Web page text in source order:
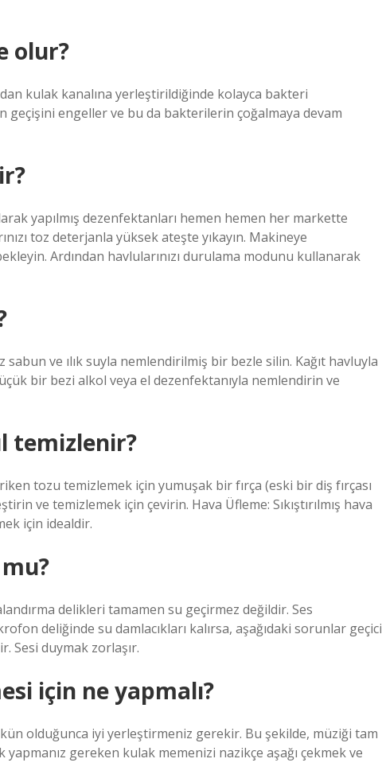
olur?
kulak kanalına yerleştirildiğinde kolayca bakteri
geçişini engeller ve bu da bakterilerin çoğalmaya devam
yapılmış dezenfektanları hemen hemen her markette
toz deterjanla yüksek ateşte yıkayın. Makineye
Ardından havlularınızı durulama modunu kullanarak
sabun ve ılık suyla nemlendirilmiş bir bezle silin. Kağıt havluyla
bir bezi alkol veya el dezenfektanıyla nemlendirin ve
temizlenir?
tozu temizlemek için yumuşak bir fırça (eski bir diş fırçası
ve temizlemek için çevirin. Hava Üfleme: Sıkıştırılmış hava
için idealdir.
delikleri tamamen su geçirmez değildir. Ses
deliğinde su damlacıkları kalırsa, aşağıdaki sorunlar geçici
Sesi duymak zorlaşır.
için ne yapmalı?
olduğunca iyi yerleştirmeniz gerekir. Bu şekilde, müziği tam
gereken kulak memenizi nazikçe aşağı çekmek ve